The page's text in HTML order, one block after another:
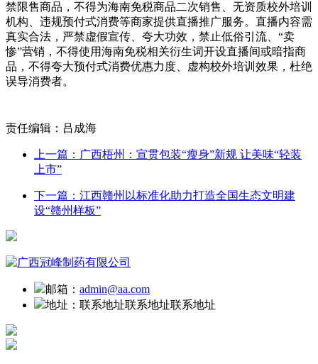
禁限售商品，不得为海南免税商品二次销售、无资质校外培训
机构、违规预付式消费等商家提供直播推广服务。直播内容需
真实合法，严禁虚假宣传、夸大功效，禁止低俗引流、“卖
惨”营销，不得使用海南免税相关衍生词开设直播间或暗指商
品，不得夸大预付式消费优惠力度、虚构校外培训效果，杜绝
误导消费者。
责任编辑：吕成海
上一篇：广西梧州：宣贯包装“瘦身”新规 让美味“轻装
上市”
下一篇：江西赣州以标准化助力打造全国生态文明建
设“赣州样板”
邮箱： admin@aa.com
地址： 联系地址联系地址联系地址